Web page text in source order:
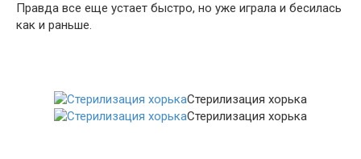
Правда все еще устает быстро, но уже играла и бесилась
как и раньше.
Стерилизация хорька
Стерилизация хорька